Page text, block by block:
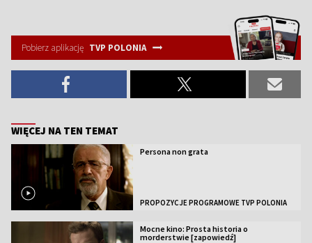
Pobierz aplikację TVP POLONIA
WIĘCEJ NA TEN TEMAT
Persona non grata
PROPOZYCJE PROGRAMOWE TVP POLONIA
Mocne kino: Prosta historia o
morderstwie [zapowiedź]